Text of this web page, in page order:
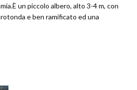
un piccolo albero, alto 3-4 m, con
e ben ramificato ed una